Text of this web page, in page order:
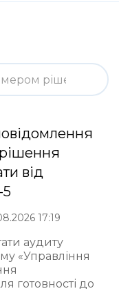
від
17:19
аудиту
«Управління
готовності до